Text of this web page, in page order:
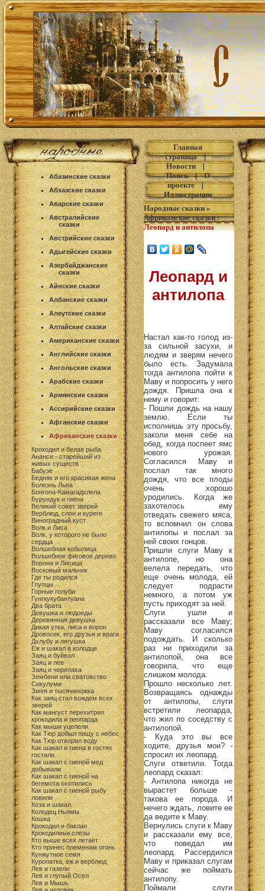
Абазинские сказки
Абхазские сказки
Аварские сказки
Австралийские
сказки
Австрийские сказки
Адыгейские сказки
Азербайджанские
сказки
Айнские сказки
Албанские сказки
Алеутские сказки
Алтайские сказки
Американские сказки
Английские сказки
Ангольские сказки
Арабские сказки
Армянские сказки
Ассирийские сказки
Афганские сказки
Африканские сказки
Крокодил и белая рыба
Ананси - старейший из
живых существ
Бабузе
Бедняк и его красивая жена
Болезнь Льва
Бонгопа-Камагадхлела
Бурундук и гиена
Великий совет зверей
Верблюд, слон и куреге
Виноградный куст
Волк и Лиса
Волк, у которого не было
сердца
Волшебная кобылица
Волшебное фиговое дерево
Ворона и Лисица
Восковый мальчик
Где ты родился
Глупцы
Горные голуби
Гунгкукубантуана
Два брата
Девушка и людоеды
Деревянная девушка
Дикая утка, лиса и ворон
Дровосек, его друзья и враги
Дхлубу и лягушка
Еж и шакал в колодце
Заяц и буйвол
Заяц и лев
Заяц и черепаха
Зембени или сватовство
Сикулуми
Змея и тысяченожка
Как заяц стал вождем всех
зверей
Как мангуст перехитрил
крокодила и леопарда
Как мыши уцелели
Как Тюр добыл пищу с небес
Как Тюр отворил воду
Как шакал и гиена в гостях
гостили
Как шакал с гиеной мед
добывали
Как шакал с гиеной на
бегемота охотились
Как шакал с гиеной рыбу
ловили
Коза и шакал
Колодец Ньямы
Кошка
Крокодил и баклан
Крокодилиьи слезы
Кто выше всех летает
Кто принес племенам огонь
Кунжутное семя
Куропатка, еж и верблюд
Лев и газели
Лев и глупый Осел
Лев и Мышь
Главная
страница|
Новости|
Поиск|О
проекте|
Иллюстрации
Народные сказки »
Африканские сказки:
Леопард и антилопа
Леопард и
антилопа
Настал как-то голод из-
за сильной засухи, и
людям и зверям нечего
было есть. Задумала
тогда антилопа пойти к
Маву и попросить у него
дождя. Пришла она к
нему и говорит:
- Пошли дождь на нашу
землю. Если ты
исполнишь эту просьбу,
заколи меня себе на
обед, когда поспеет ямс
нового урожая.
Согласился Маву и
послал так много
дождя, что все плоды
очень хорошо
уродились. Когда же
захотелось ему
отведать свежего мяса,
то вспомнил он слова
антилопы и послал за
ней своих гонцов.
Пришли слуги Маву к
антилопе, но она
велела передать, что
еще очень молода, ей
следует подрасти
немного, а потом уж
пусть приходят за ней.
Слуги ушли и
рассказали все Маву;
Маву согласился
подождать. И сколько
раз ни приходили за
антилопой, она все
говорила, что еще
слишком молода.
Прошло несколько лет.
Возвращаясь однажды
от антилопы, слуги
встретили леопарда,
что жил по соседству с
антилопой.
- Куда это вы все
ходите, друзья мои? -
спросил их леопард.
Слуги ответили. Тогда
леопард сказал:
- Антилопа никогда не
вырастет больше -
такова ее порода. И
нечего ждать, ловите ее
да ведите к Маву.
Вернулись слуги к Маву
и рассказали ему все,
что поведал им
леопард. Рассердился
Маву и приказал слугам
сейчас же поймать
антилопу.
Поймали слуги